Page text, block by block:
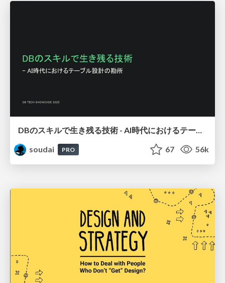
soudai
PRO 67 56k